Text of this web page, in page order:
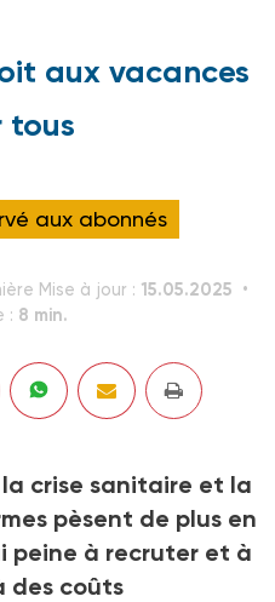
aux vacances
tous
aux abonnés
Mise à jour : 15.05.2025
: 8 min.
crise sanitaire et la
pèsent de plus en
peine à recruter et à
des coûts